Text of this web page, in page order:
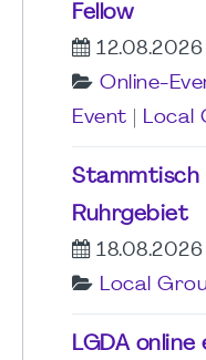
Fellow
Online-
Event
Local
Stammtisch
Ruhrgebiet
Local
LGDA